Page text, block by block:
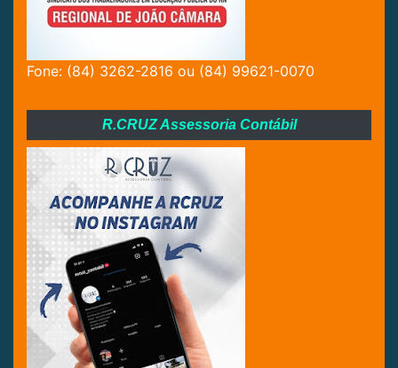
Fone: (84) 3262-2816 ou (84) 99621-0070
R.CRUZ Assessoria Contábil